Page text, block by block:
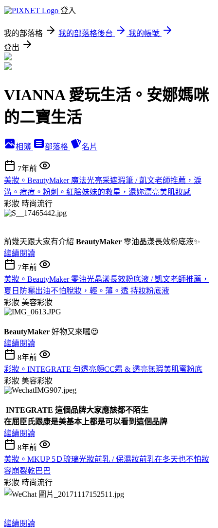
登入
我的部落格 我的部落格後台
我的帳號
登出
VIANNA 愛玩生活。安娜媽咪
的二寶生活
相簿 部落格 名片
7年前
美妝。BeautyMaker 魔法光亮采遮瑕筆 / 凱文老師推薦，淚
溝。痘痘。粉刺。紅臉妹妹的救星，還妳漂亮美肌妝感
彩妝 時尚流行
前幾天跟大家有介紹 BeautyMaker 零油晶漾長效粉底液✨
繼續閱讀
7年前
美妝。BeautyMaker 零油光晶漾長效粉底液 / 凱文老師推薦，
夏日防曬出油不怕脫妝，輕。薄。透 持妝粉底液
彩妝 美容彩妝
BeautyMaker 好物又來囉😍
繼續閱讀
8年前
彩妝。INTEGRATE 勻透亮顏CC霜 & 透亮無瑕美肌蜜粉底
彩妝 美容彩妝
INTEGRATE 這個品牌大家應該都不陌生
在屈臣氏跟康是美基本上都是可以看到這個品牌
繼續閱讀
8年前
美妝。MKUP 5Ｄ琉璃光妝前乳 / 保濕妝前乳在冬天也不怕妝
容崩裂乾巴巴
彩妝 時尚流行
繼續閱讀